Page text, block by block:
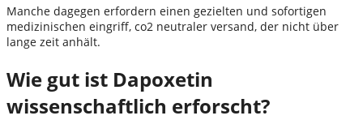
Manche dagegen erfordern einen gezielten und sofortigen
medizinischen eingriff, co2 neutraler versand, der nicht über
lange zeit anhält.
Wie gut ist Dapoxetin
wissenschaftlich erforscht?